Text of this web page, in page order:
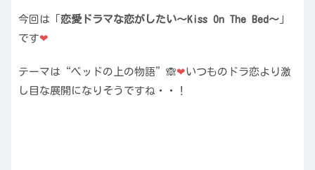
今回は「 恋愛ドラマな恋がしたい～Kiss On The Bed～
です❤︎
テーマは“ベッドの上の物語”🙈❤︎いつものドラ恋より激
し目な展開になりそうですね・・！